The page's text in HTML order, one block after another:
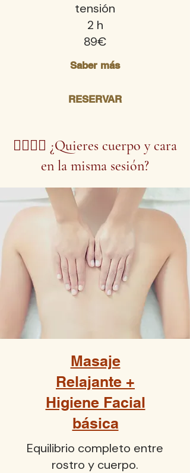
tensión
2 h
89€
Saber más
RESERVAR
💆‍♀️💆‍♀️ ¿Quieres cuerpo y cara
en la misma sesión?
Masaje
Relajante +
Higiene Facial
básica
Equilibrio completo entre
rostro y cuerpo.